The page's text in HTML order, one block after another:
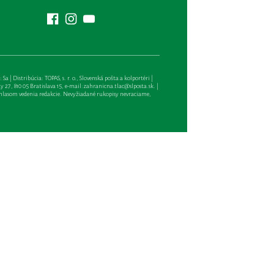
| Distribúcia: TOPAS, s. r. o., Slovenská pošta a kolportéri |
810 05 Bratislava 15, e-mail:zahranicna.tlac@slposta.sk. |
vedenia redakcie. Nevyžiadané rukopisy nevraciame,